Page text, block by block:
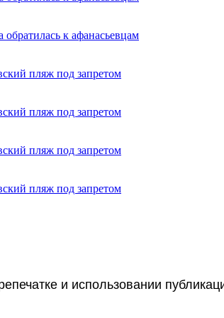
обратилась к афанасьевцам
пляж под запретом
пляж под запретом
пляж под запретом
пляж под запретом
и использовании